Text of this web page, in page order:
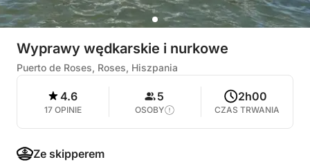
Wyprawy wędkarskie i nurkowe
Puerto de Roses, Roses, Hiszpania
4.6
17 OPINIE
5
OSOBY
2h00
CZAS TRWANIA
Ze skipperem